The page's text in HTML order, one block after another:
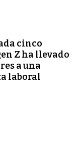
cinco
Z ha llevado
a una
laboral